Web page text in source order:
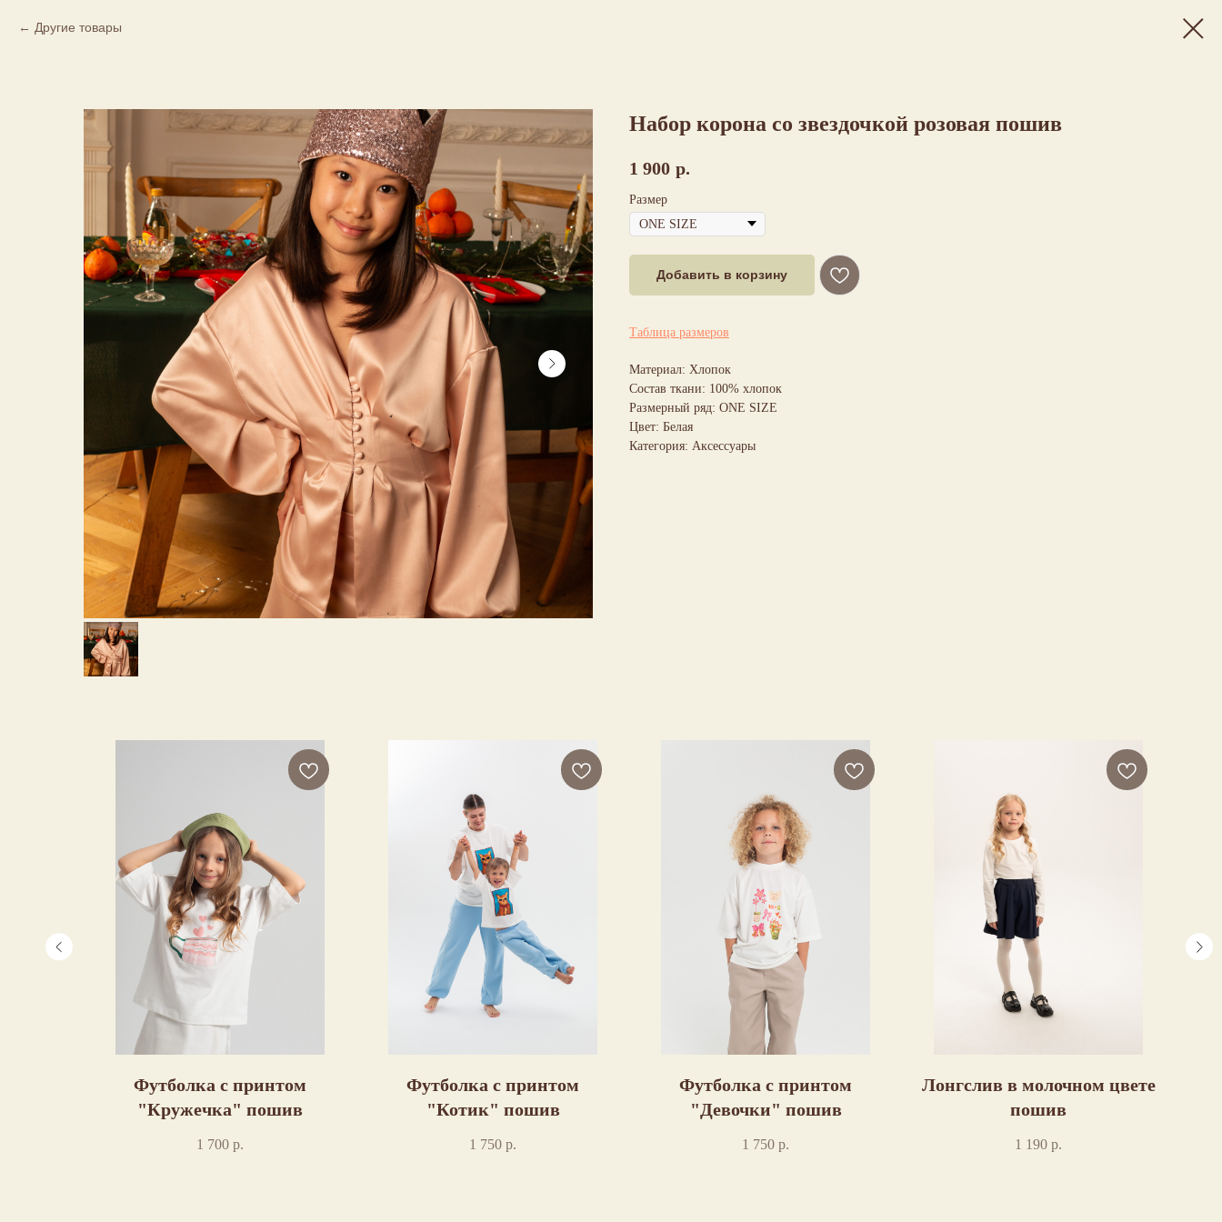
Другие товары
Набор корона со звездочкой розовая пошив
1 900 р.
Размер
Добавить в корзину
Таблица размеров
Материал: Хлопок
Состав ткани: 100% хлопок
Размерный ряд: ONE SIZE
Цвет: Белая
Категория: Аксессуары
Футболка с принтом
"Кружечка" пошив
1 700 р.
Футболка с принтом
"Котик" пошив
1 750 р.
Футболка с принтом
"Девочки" пошив
1 750 р.
Лонгслив в молочном цвете
пошив
1 190 р.